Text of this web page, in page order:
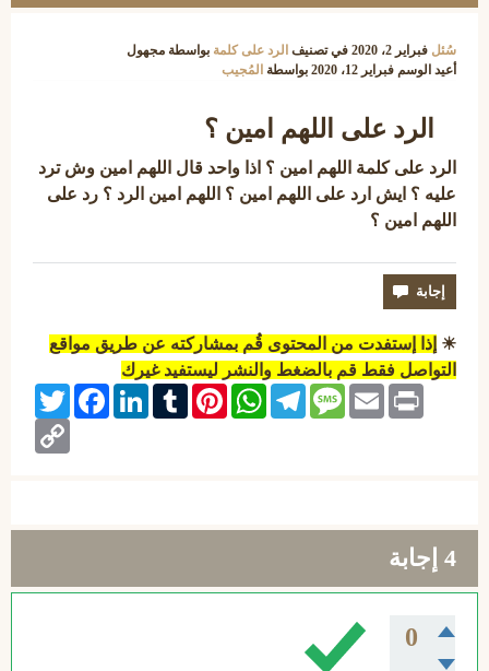
سُئل فبراير 2، 2020 في تصنيف الرد على كلمة بواسطة مجهول
أعيد الوسم فبراير 12، 2020 بواسطة المُجيب
الرد على اللهم امين ؟
الرد على كلمة اللهم امين ؟ اذا واحد قال اللهم امين وش ترد
عليه ؟ ايش ارد على اللهم امين ؟ اللهم امين الرد ؟ رد على
اللهم امين ؟
☀ إذا إستفدت من المحتوى قُم بمشاركته عن طريق مواقع
التواصل فقط قم بالضغط والنشر ليستفيد غيرك
Twitter
FacebookLinkedInTumblrPinterest
WhatsAppTelegramMessageEmail Print
Copy
Link
4 إجابة
0